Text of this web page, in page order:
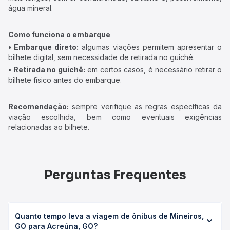
água mineral.
Como funciona o embarque
• Embarque direto: algumas viações permitem apresentar o
bilhete digital, sem necessidade de retirada no guichê.
• Retirada no guichê: em certos casos, é necessário retirar o
bilhete físico antes do embarque.
Recomendação: sempre verifique as regras específicas da
viação escolhida, bem como eventuais exigências
relacionadas ao bilhete.
Perguntas Frequentes
Quanto tempo leva a viagem de ônibus de Mineiros,
GO para Acreúna, GO?